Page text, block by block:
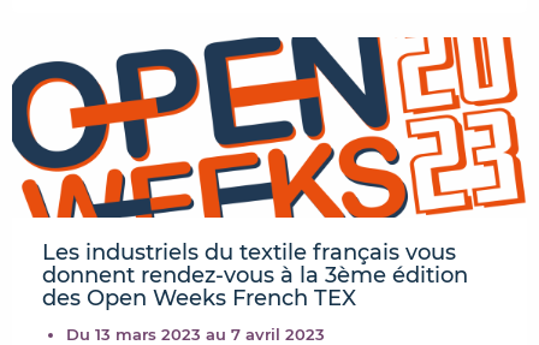
Les industriels du textile français vous
donnent rendez-vous à la 3ème édition
des Open Weeks French TEX
Du 13 mars 2023 au 7 avril 2023